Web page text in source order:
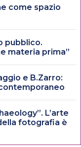
come spazio
pubblico.
materia prima”
e B.Zarro:
L’arte
fotografia è